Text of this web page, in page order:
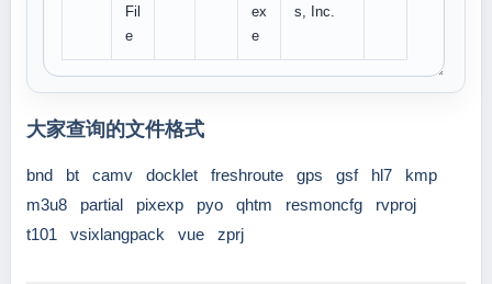
Fil
e
ex
e
s, Inc.
大家查询的文件格式
bnd bt camv docklet freshroute gps gsf hl7
kmp
m3u8
partial pixexp pyo qhtm resmoncfg
rvproj
t101
vsixlangpack vue zprj